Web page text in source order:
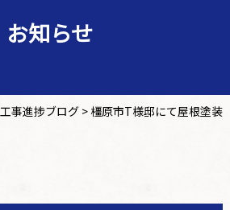
お知らせ
工事進捗ブログ>橿原市T様邸にて屋根塗装